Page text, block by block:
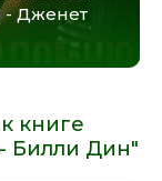
- Дженет
книге
Билли Дин"